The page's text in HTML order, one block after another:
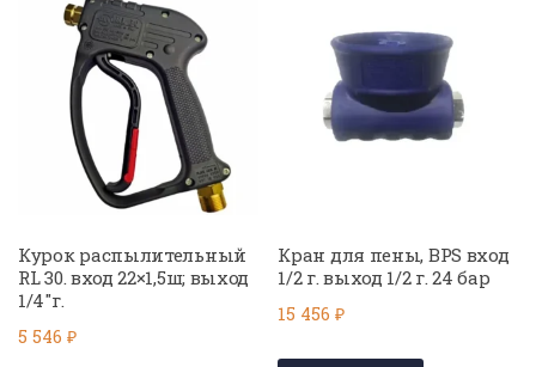
Курок распылительный
RL 30. вход 22×1,5ш; выход
1/4″г.
5 546 ₽
Кран для пены, BPS вход
1/2 г. выход 1/2 г. 24 бар
15 456₽